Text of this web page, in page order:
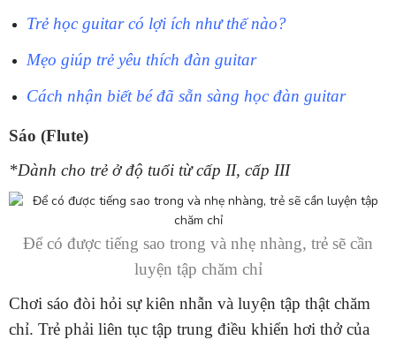
Trẻ học guitar có lợi ích như thế nào?
Mẹo giúp trẻ yêu thích đàn guitar
Cách nhận biết bé đã sẵn sàng học đàn guitar
Sáo (Flute)
*Dành cho trẻ ở độ tuổi từ cấp II, cấp III
Để có được tiếng sao trong và nhẹ nhàng, trẻ sẽ cần
luyện tập chăm chỉ
Chơi sáo đòi hỏi sự kiên nhẫn và luyện tập thật chăm
chỉ. Trẻ phải liên tục tập trung điều khiển hơi thở của